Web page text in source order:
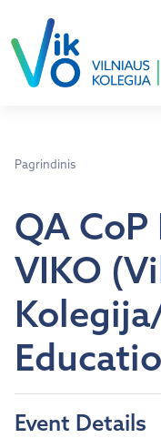
Pagrindinis
QA
VIKO
Event Details